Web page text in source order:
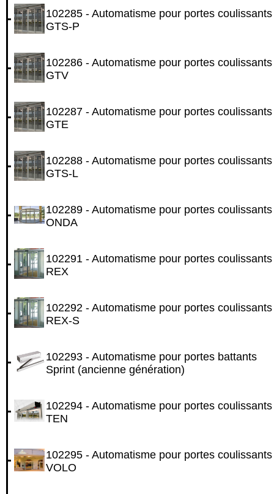
102285 - Automatisme pour portes coulissants
GTS-P
102286 - Automatisme pour portes coulissants
GTV
102287 - Automatisme pour portes coulissants
GTE
102288 - Automatisme pour portes coulissants
GTS-L
102289 - Automatisme pour portes coulissants
ONDA
102291 - Automatisme pour portes coulissants
REX
102292 - Automatisme pour portes coulissants
REX-S
102293 - Automatisme pour portes battants
Sprint (ancienne génération)
102294 - Automatisme pour portes coulissants
TEN
102295 - Automatisme pour portes coulissants
VOLO